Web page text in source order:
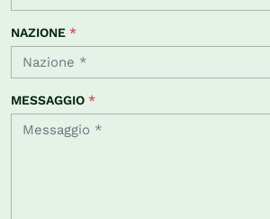
NAZIONE *
MESSAGGIO *